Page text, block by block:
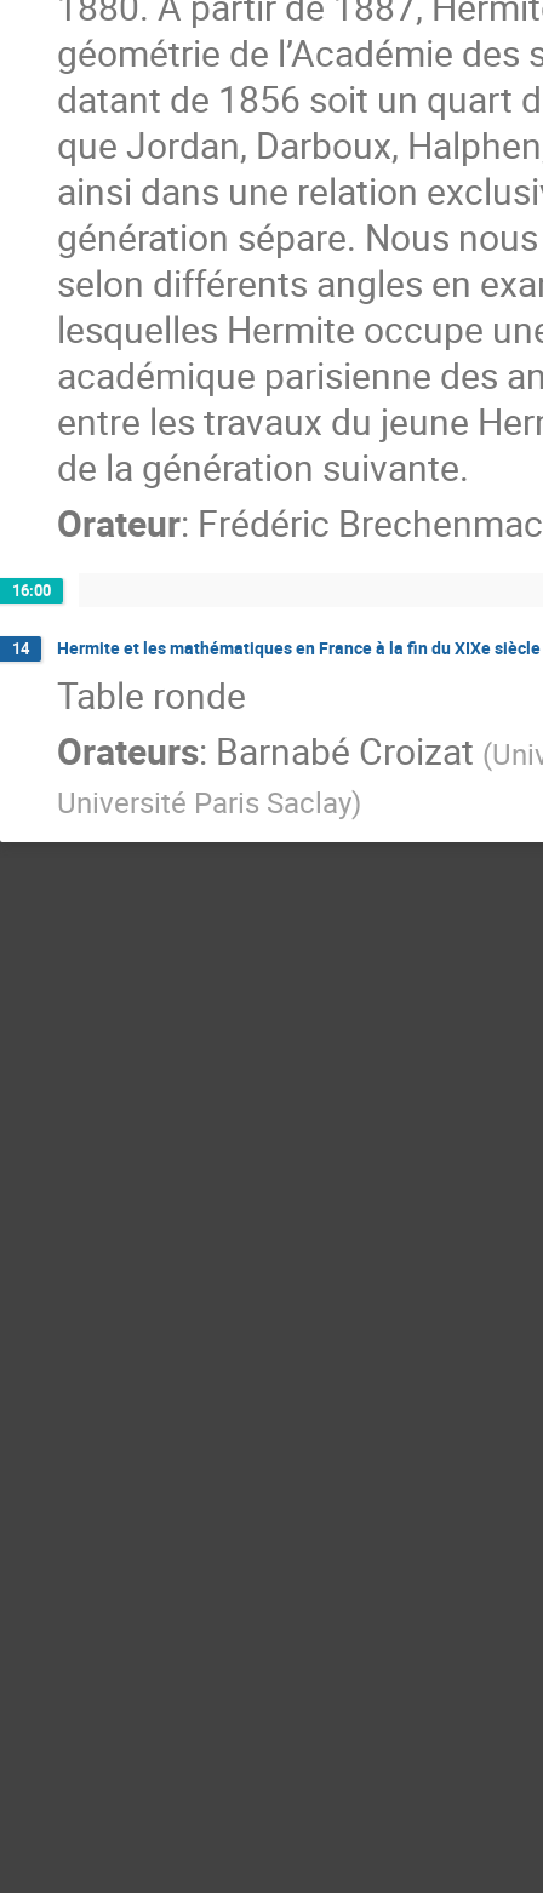
géométrie de l’Académie
datant de 1856 soit un quart
que Jordan, Darboux,
ainsi dans une relation
génération sépare. Nous
selon différents angles en
lesquelles Hermite occupe
académique parisienne des
entre les travaux du jeune
de la génération suivante.
Orateur: Frédéric
16:00
14 Hermite et les mathématiques en France à la fin du XIXe siècle
Table ronde
Orateurs: Barnabé Croizat (
Université Paris Saclay)